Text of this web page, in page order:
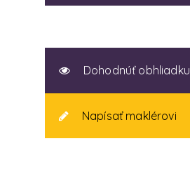
Dohodnúť obhliadku
Napísať maklérovi